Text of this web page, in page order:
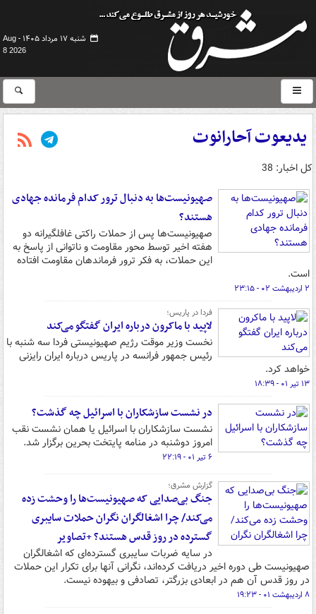
شنبه ۱۷ مرداد ۱۴۰۵ -
Aug
8 2026
یدیعوت آحارانوت
کل اخبار: 38
صهیونیست‌ها به دنبال ترور کدام فرمانده جهادی
هستند؟
صهیونیست‌ها پس از حملات راکتی غافلگیرانه دو
هفته اخیر توسط محور مقاومت و ناتوانی از پاسخ به
این حملات، به فکر ترور فرماندهان مقاومت افتاده
است.
۲ اردیبهشت ۰۲ - ۲۳:۱۵
فردا در پاریس؛
لاپید با ماکرون درباره ایران گفتگو می‌کند
نخست وزیر موقت رژیم صهیونیستی فردا سه شنبه با
رئیس جمهور فرانسه در پاریس درباره ایران رایزنی
خواهد کرد.
۱۳ تیر ۰۱ - ۱۸:۳۹
در نشست سازشکاران با اسرائیل چه گذشت؟
نشست سازشکاران با اسرائیل یا همان نشست نقب
امروز دوشنبه در منامه پایتخت بحرین برگزار شد.
۶ تیر ۰۱ - ۲۲:۱۹
گزارش مشرق؛
جنگ بی‌صدایی که صهیونیست‌ها را وحشت زده‌
می‌کند/ چرا اشغالگران نگران حملات سایبری
گسترده در روز قدس هستند؟ +تصاویر
در سایه ضربات سایبری گسترده‌ای که اشغالگران
صهیونیست طی دوره اخیر دریافت کرده‌اند، نگرانی آنها برای تکرار این حملات
در روز قدس آن هم در ابعادی بزرگتر، تصادفی و بیهوده نیست.
۸ اردیبهشت ۰۱ - ۱۹:۲۳